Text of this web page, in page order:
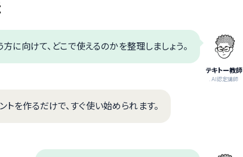
テキトー教師
.AI認定講師
方に向けて、どこで使えるのかを整理しましょう。
トを作るだけで、すぐ使い始められます。